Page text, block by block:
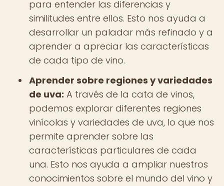
para entender las diferencias y
similitudes entre ellos. Esto nos ayuda a
desarrollar un paladar más refinado y a
aprender a apreciar las características
de cada tipo de vino.
Aprender sobre regiones y variedades
de uva: A través de la cata de vinos,
podemos explorar diferentes regiones
vinícolas y variedades de uva, lo que nos
permite aprender sobre las
características particulares de cada
una. Esto nos ayuda a ampliar nuestros
conocimientos sobre el mundo del vino y